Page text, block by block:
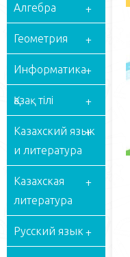
Алгебра
Геометрия
Информатика
Қазақ тілі
Казахский язык
и литература
Казахская
литература
Русский язык